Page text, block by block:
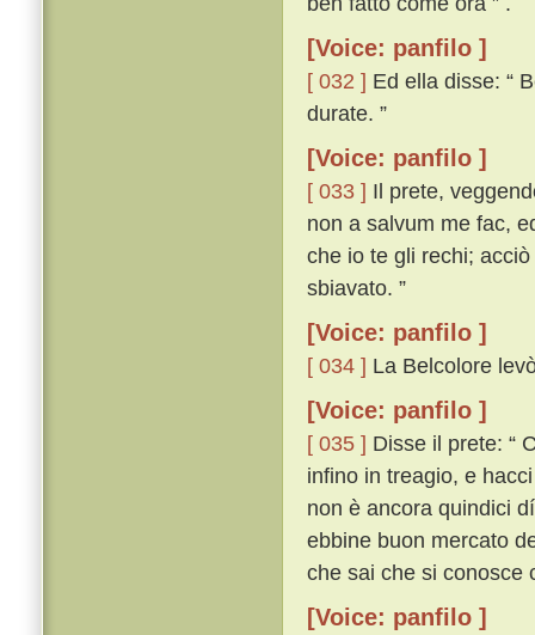
[Voice: panfilo ]
[ 032 ] Ed ella disse: “
durate. ”
[Voice: panfilo ]
[ 033 ] Il prete,
non a salvum me fac,
che io te gli rechi;
sbiavato. ”
[Voice: panfilo ]
[ 034 ] La Belcolore
[Voice: panfilo ]
[ 035 ] Disse il prete: “
infino in treagio, e
non è ancora quindici
ebbine buon mercato
che sai che si conosce
[Voice: panfilo ]